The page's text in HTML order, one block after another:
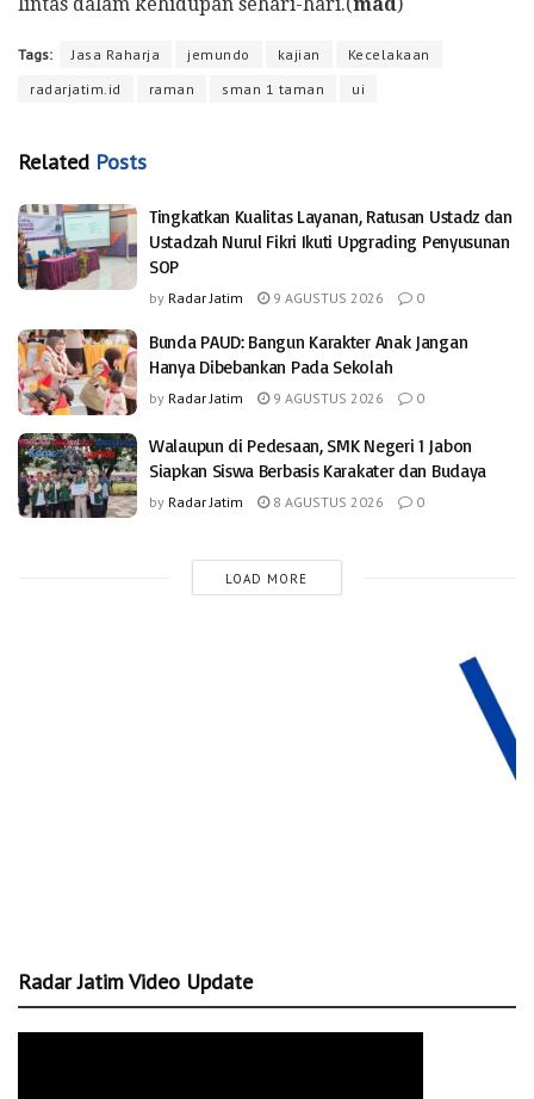
lintas dalam kehidupan sehari-hari.(mad)
Tags: Jasa Raharja jemundo kajian
Kecelakaan
radarjatim.id
raman sman 1 taman ui
Related Posts
Tingkatkan Kualitas Layanan, Ratusan Ustadz dan
Ustadzah Nurul Fikri Ikuti Upgrading Penyusunan
SOP
by Radar Jatim 9 AGUSTUS 2026 0
Bunda PAUD: Bangun Karakter Anak Jangan
Hanya Dibebankan Pada Sekolah
by Radar Jatim 9 AGUSTUS 2026 0
Walaupun di Pedesaan, SMK Negeri 1 Jabon
Siapkan Siswa Berbasis Karakater dan Budaya
by Radar Jatim 8 AGUSTUS 2026 0
LOAD MORE
Radar Jatim Video Update